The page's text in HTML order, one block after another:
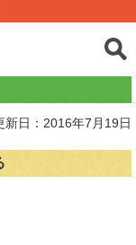
新日：2016年7月19日